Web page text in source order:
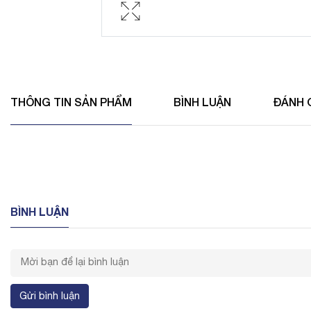
THÔNG TIN SẢN PHẨM BÌNH LUẬN ĐÁNH
BÌNH LUẬN
Gửi bình luận